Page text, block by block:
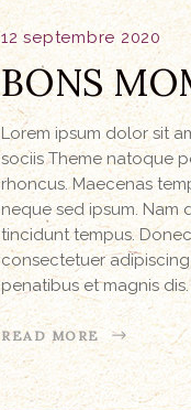
12 septembre 2020
BONS
Lorem ipsum dolor sit
sociis Theme natoque
rhoncus. Maecenas
neque sed ipsum. Nam
tincidunt tempus.
consectetuer
penatibus et magnis
READ MORE